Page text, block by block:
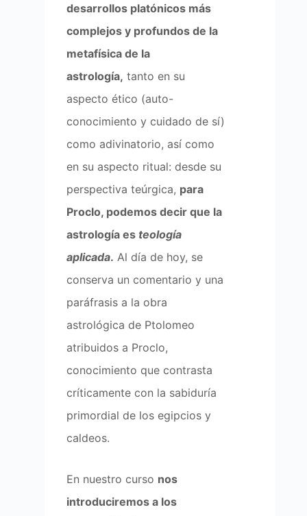
desarrollos platónicos más
complejos y profundos de la
metafísica de la
astrología, tanto en su
aspecto ético (auto-
conocimiento y cuidado de sí)
como adivinatorio, así como
en su aspecto ritual: desde su
perspectiva teúrgica, para
Proclo, podemos decir que la
astrología es teología
aplicada. Al día de hoy, se
conserva un comentario y una
paráfrasis a la obra
astrológica de Ptolomeo
atribuidos a Proclo,
conocimiento que contrasta
críticamente con la sabiduría
primordial de los egipcios y
caldeos.
En nuestro curso nos
introduciremos a los